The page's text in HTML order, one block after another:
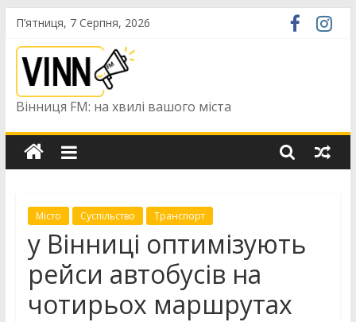
Skip
content
П’ятниця, 7 Серпня, 2026
Вінниця FM: на хвилі вашого міста
Місто Суспільство Транспорт
у Вінниці оптимізують
рейси автобусів на
чотирьох маршрутах